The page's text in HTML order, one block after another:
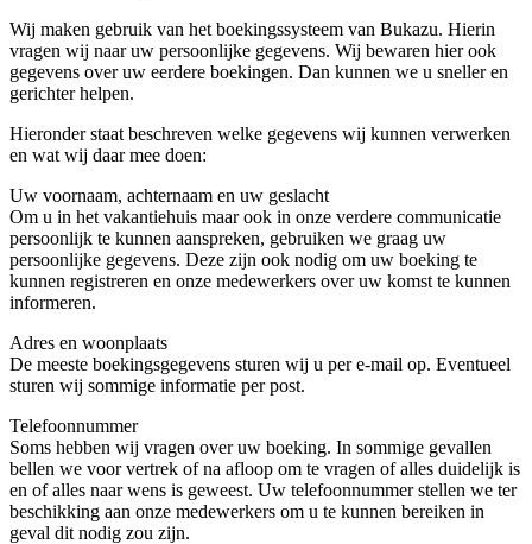
Wij maken gebruik van het boekingssysteem van Bukazu. Hierin
vragen wij naar uw persoonlijke gegevens. Wij bewaren hier ook
gegevens over uw eerdere boekingen. Dan kunnen we u sneller en
gerichter helpen.
Hieronder staat beschreven welke gegevens wij kunnen verwerken
en wat wij daar mee doen:
Uw voornaam, achternaam en uw geslacht
Om u in het vakantiehuis maar ook in onze verdere communicatie
persoonlijk te kunnen aanspreken, gebruiken we graag uw
persoonlijke gegevens. Deze zijn ook nodig om uw boeking te
kunnen registreren en onze medewerkers over uw komst te kunnen
informeren.
Adres en woonplaats
De meeste boekingsgegevens sturen wij u per e-mail op. Eventueel
sturen wij sommige informatie per post.
Telefoonnummer
Soms hebben wij vragen over uw boeking. In sommige gevallen
bellen we voor vertrek of na afloop om te vragen of alles duidelijk is
en of alles naar wens is geweest. Uw telefoonnummer stellen we ter
beschikking aan onze medewerkers om u te kunnen bereiken in
geval dit nodig zou zijn.